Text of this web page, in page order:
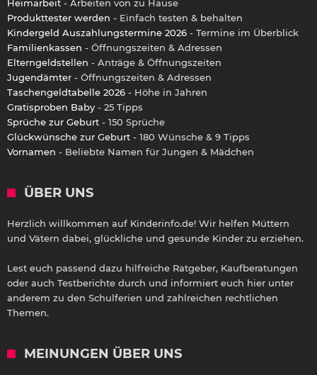
Heimarbeit - Arbeiten von zu Hause
Produkttester werden - Einfach testen & behalten
Kindergeld Auszahlungstermine 2026 - Termine im Überblick
Familienkassen - Öffnungszeiten & Adressen
Elterngeldstellen - Anträge & Öffnungszeiten
Jugendämter - Öffnungszeiten & Adressen
Taschengeldtabelle 2026 - Höhe in Jahren
Gratisproben Baby - 25 Tipps
Sprüche zur Geburt - 150 Sprüche
Glückwünsche zur Geburt - 180 Wünsche & 9 Tipps
Vornamen - Beliebte Namen für Jungen & Mädchen
ÜBER UNS
Herzlich willkommen auf Kinderinfo.de! Wir helfen Müttern
und Vätern dabei, glückliche und gesunde Kinder zu erziehen.
Lest euch passend dazu hilfreiche Ratgeber, Kaufberatungen
oder auch Testberichte durch und informiert euch hier unter
anderem zu den Schulferien und zahlreichen rechtlichen
Themen.
MEINUNGEN ÜBER UNS